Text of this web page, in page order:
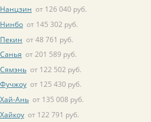
Нанцзин от 126 040 руб.
Нинбо от 145 302 руб.
Пекин от 48 761 руб.
Санья от 201 589 руб.
Сямэнь от 122 502 руб.
Фучжоу от 125 430 руб.
Хай-Ань от 135 008 руб.
Хайкоу от 122 791 руб.